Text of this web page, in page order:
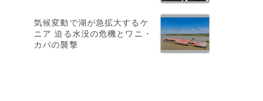
気候変動で湖が急拡大するケ
ニア 迫る水没の危機とワニ・
カバの襲撃